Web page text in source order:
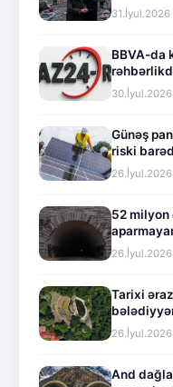
BBVA-da
Günəş
riski
26.İyul.2026
52 milyon
26.İyul.2026
Tarixi
26.İyul.2026
And